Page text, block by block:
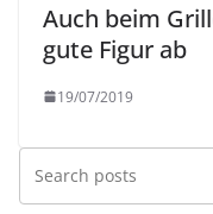
Auch beim
gute Figur ab
19/07/2019